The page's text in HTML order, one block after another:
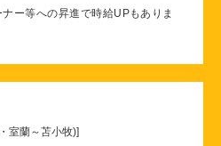
ー等への昇進で時給UPもありま
室蘭～苫小牧)]